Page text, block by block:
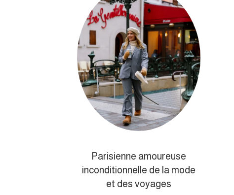
Parisienne amoureuse
inconditionnelle de la mode
et des voyages